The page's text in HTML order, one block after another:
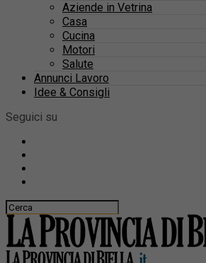
Aziende in Vetrina
Casa
Cucina
Motori
Salute
Annunci Lavoro
Idee & Consigli
Seguici su